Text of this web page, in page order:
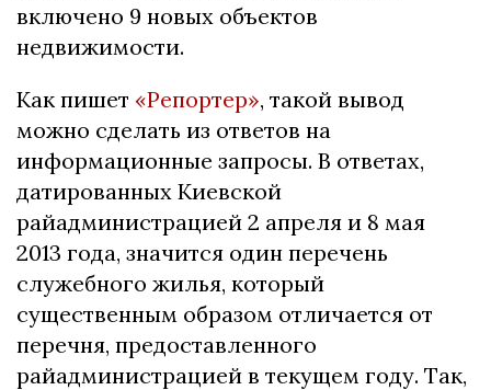
включено 9 новых объектов
недвижимости.
Как пишет «Репортер», такой вывод
можно сделать из ответов на
информационные запросы. В ответах,
датированных Киевской
райадминистрацией 2 апреля и 8 мая
2013 года, значится один перечень
служебного жилья, который
существенным образом отличается от
перечня, предоставленного
райадминистрацией в текущем году. Так,